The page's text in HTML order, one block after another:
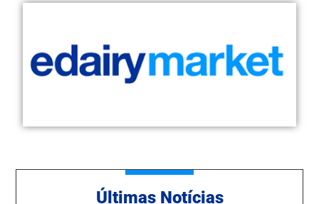
Ú ltimas Notícias